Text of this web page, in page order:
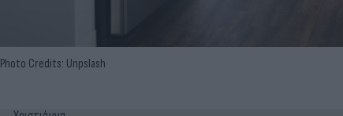
Photo Credits: Unpslash